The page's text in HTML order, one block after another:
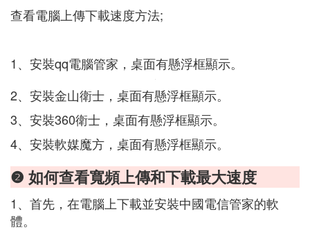
查看電腦上傳下載速度方法;
1、安裝qq電腦管家，桌面有懸浮框顯示。
2、安裝金山衛士，桌面有懸浮框顯示。
3、安裝360衛士，桌面有懸浮框顯示。
4、安裝軟媒魔方，桌面有懸浮框顯示。
❷ 如何查看寬頻上傳和下載最大速度
1、首先，在電腦上下載並安裝中國電信管家的軟
體。